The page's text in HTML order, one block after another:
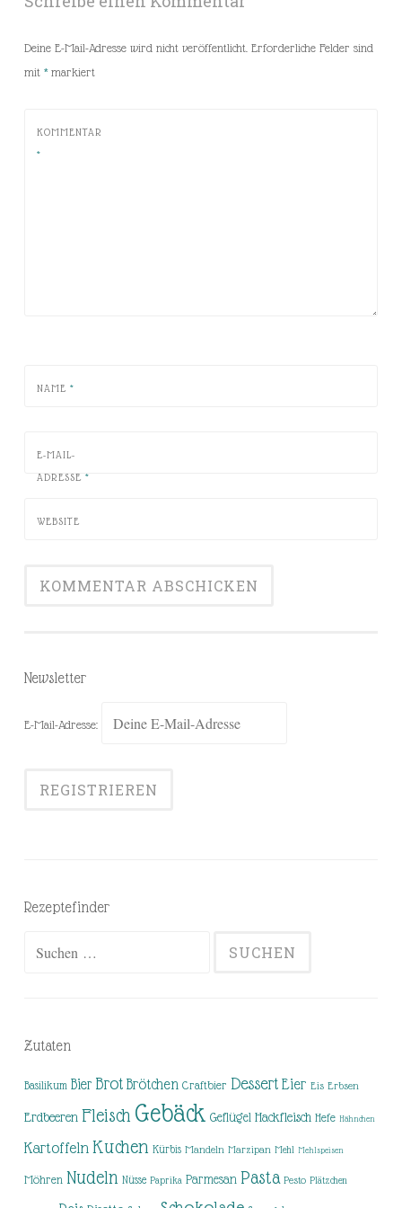
Deine E-Mail-Adresse wird nicht veröffentlicht. Erforderliche Felder sind
mit *markiert
KOMMENTAR
*
NAME *
E-MAIL-
ADRESSE *
WEBSITE
Newsletter
E-Mail-Adresse:
Rezeptefinder
Zutaten
Basilikum Bier Brot Brötchen Craftbier Dessert Eier Eis Erbsen
Erdbeeren Fleisch Gebäck Geflügel Hackfleisch Hefe Hähnchen
Kartoffeln Kuchen Kürbis Mandeln Marzipan Mehl Mehlspeisen
Möhren Nudeln Nüsse Paprika Parmesan Pasta Pesto Plätzchen